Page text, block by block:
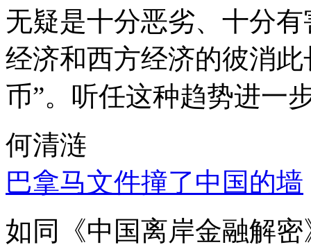
无疑是十分恶劣、十分
经济和西方经济的彼消
币”。听任这种趋势进一
何清涟
巴拿马文件撞了中国的墙
如同《中国离岸金融解